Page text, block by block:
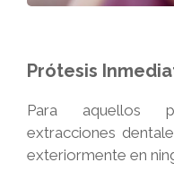
Prótesis
Para aquellos
extracciones
exteriormente en